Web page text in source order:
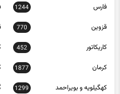
قزوین 770
کاریکاتور 452
کرمان 1877
کهگیلویه و بویراحمد 1299